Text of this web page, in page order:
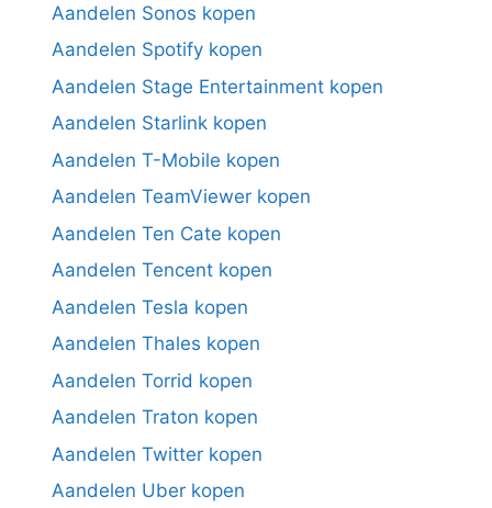
Aandelen Sonos kopen
Aandelen Spotify kopen
Aandelen Stage Entertainment kopen
Aandelen Starlink kopen
Aandelen T-Mobile kopen
Aandelen TeamViewer kopen
Aandelen Ten Cate kopen
Aandelen Tencent kopen
Aandelen Tesla kopen
Aandelen Thales kopen
Aandelen Torrid kopen
Aandelen Traton kopen
Aandelen Twitter kopen
Aandelen Uber kopen